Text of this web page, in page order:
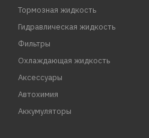
Тормозная жидкость
Гидравлическая жидкость
Фильтры
Охлаждающая жидкость
Аксессуары
Автохимия
Аккумуляторы